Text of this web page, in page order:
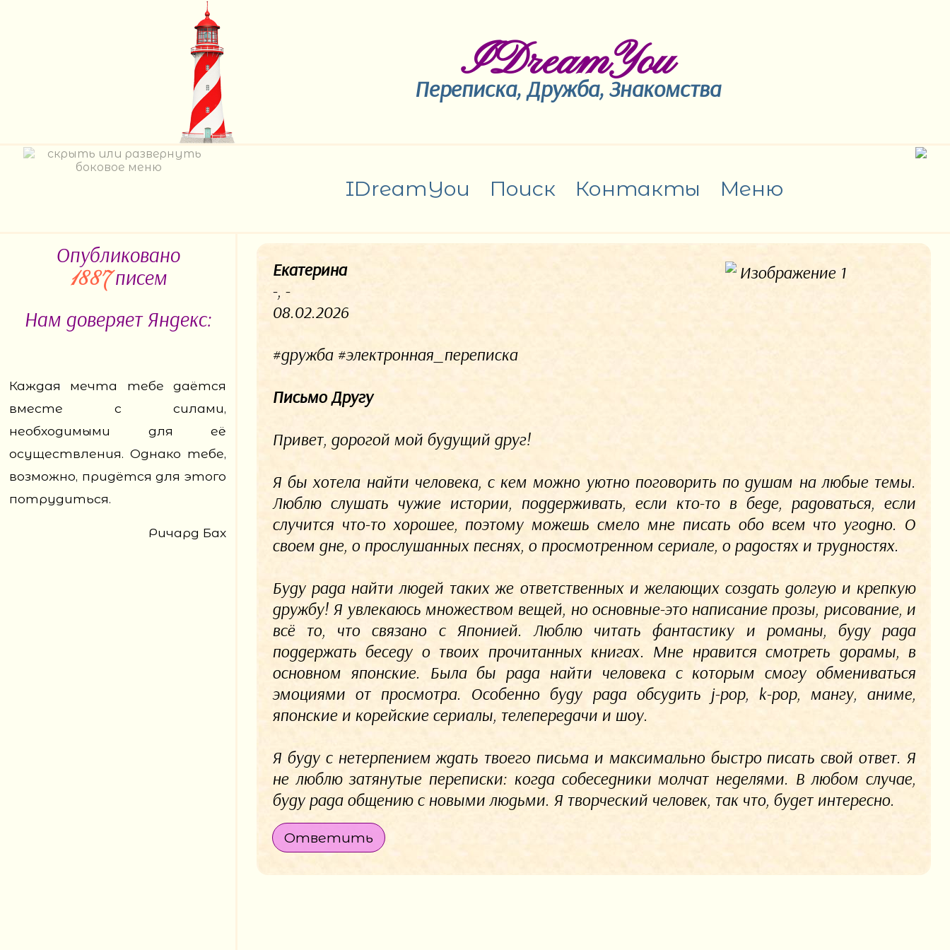
IDreamYou
Переписка, Дружба, Знакомства
IDreamYou Поиск Контакты Меню
Опубликовано
1887писем
Нам доверяет Яндекс:
Каждая мечта тебе даётся
вместе с силами,
необходимыми для её
осуществления. Однако тебе,
возможно, придётся для этого
потрудиться.
Ричард Бах
Екатерина
-, -
08.02.2026
#дружба #электронная_переписка
Письмо Другу
Привет, дорогой мой будущий друг!
Я бы хотела найти человека, с кем можно уютно поговорить по душам на любые темы.
Люблю слушать чужие истории, поддерживать, если кто-то в беде, радоваться, если
случится что-то хорошее, поэтому можешь смело мне писать обо всем что угодно. О
своем дне, о прослушанных песнях, о просмотренном сериале, о радостях и трудностях.
Буду рада найти людей таких же ответственных и желающих создать долгую и крепкую
дружбу! Я увлекаюсь множеством вещей, но основные-это написание прозы, рисование, и
всё то, что связано с Японией. Люблю читать фантастику и романы, буду рада
поддержать беседу о твоих прочитанных книгах. Мне нравится смотреть дорамы, в
основном японские. Была бы рада найти человека с которым смогу обмениваться
эмоциями от просмотра. Особенно буду рада обсудить j-pop, k-pop, мангу, аниме,
японские и корейские сериалы, телепередачи и шоу.
Я буду с нетерпением ждать твоего письма и максимально быстро писать свой ответ. Я
не люблю затянутые переписки: когда собеседники молчат неделями. В любом случае,
буду рада общению с новыми людьми. Я творческий человек, так что, будет интересно.